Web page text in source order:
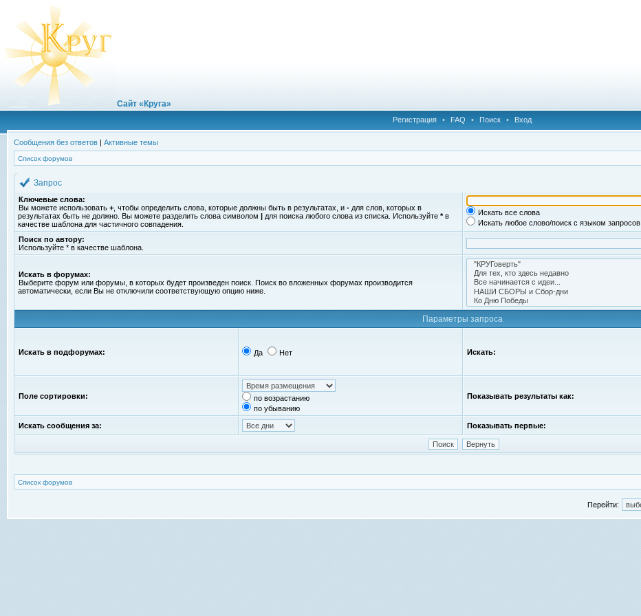
Сайт «Круга»
Регистрация • FAQ • Поиск • Вход
Сообщения без ответов | Активные темы
Список форумов
Запрос
Ключевые слова:
Вы можете использовать + , чтобы определить слова, которые должны быть в результатах, и - для слов, которых в
результатах быть не должно. Вы можете разделить слова символом | для поиска любого слова из списка. Используйте *в
качестве шаблона для частичного совпадения.
Искать все слова
Искать любое слово/поиск с языком запросов
Поиск по автору:
Используйте * в качестве шаблона.
Искать в форумах:
Выберите форум или форумы, в которых будет произведен поиск. Поиск во вложенных форумах производится
автоматически, если Вы не отключили соответствующую опцию ниже.
Параметры запроса
Искать в подфорумах: Да Нет Искать:
Поле сортировки:
по возрастанию
по убыванию
Показывать результаты как:
Искать сообщения за: Показывать первые:
Список форумов
Перейти: